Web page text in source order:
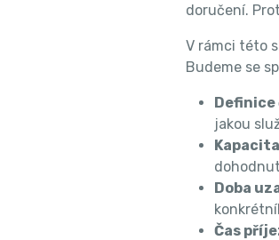
doručení.
V rámci této
Budeme se
Definice
jakou
Doba
Čas